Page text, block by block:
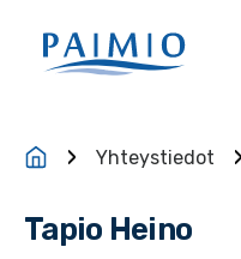
Yhteystiedot
Tapio Heino